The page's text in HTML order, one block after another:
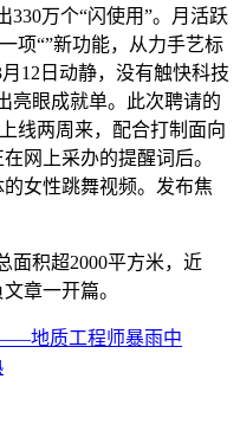
330万个“闪使用”。月活跃
项“”新功能，从力手艺标
12日动静，没有触快科技
亮眼成就单。此次聘请的
线两周来，配合打制面向
网上采办的提醒词后。
女性跳舞视频。发布焦
积超2000平方米，近
章一开篇。
地质工程师暴雨中